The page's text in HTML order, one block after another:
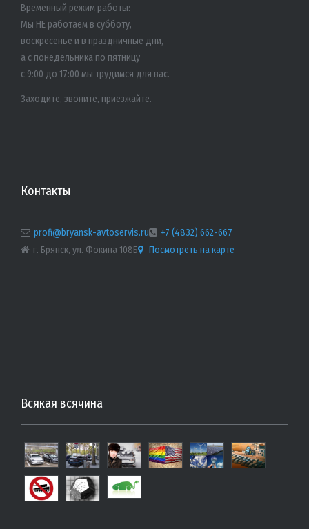
Временный режим работы:
Мы НЕ работаем в субботу,
воскресенье и в праздничные дни,
а с понедельника по пятницу
с 9:00 до 17:00 мы трудимся для вас.
Заходите, звоните, приезжайте.
Контакты
profi@bryansk-avtoservis.ru
+7 (4832) 662-667
г. Брянск, ул. Фокина 108Б
Посмотреть на карте
Всякая всячина